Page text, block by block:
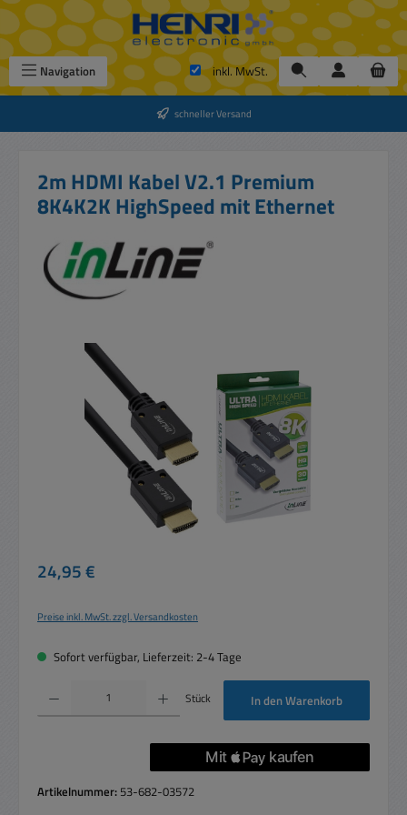
Zum Hauptinhalt springen
Navigation inkl. MwSt.
schneller Versand
2m HDMI Kabel V2.1 Premium
8K4K2K HighSpeed mit Ethernet
Bildergalerie überspringen
Regulärer Preis:
24,95 €
Preise inkl. MwSt. zzgl. Versandkosten
Sofort verfügbar, Lieferzeit: 2-4 Tage
Produkt Anzahl: Gib den gewünschten Wert ein oder benutze die Schaltflächen um
Stück In den Warenkorb
Artikelnummer: 53-682-03572